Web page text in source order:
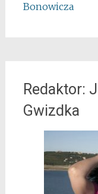
Bonowicza
Redaktor:
Gwizdka